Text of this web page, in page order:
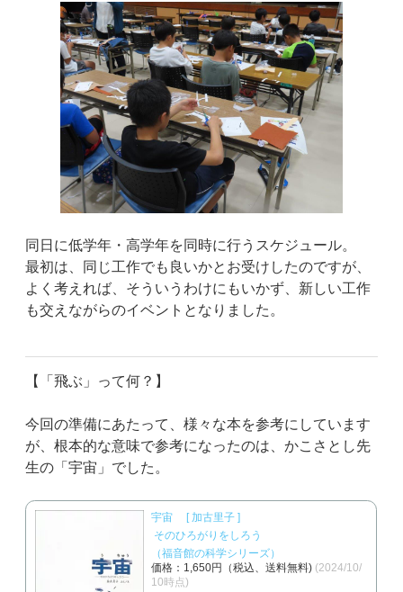
同日に低学年・高学年を同時に行うスケジュール。
最初は、同じ工作でも良いかとお受けしたのですが、
よく考えれば、そういうわけにもいかず、新しい工作
も交えながらのイベントとなりました。
【「飛ぶ」って何？】
今回の準備にあたって、様々な本を参考にしています
が、根本的な意味で参考になったのは、かこさとし先
生の「宇宙」でした。
宇宙
[ 加古里子 ]
そのひろがりをしろう
（福音館の科学シリーズ）
価格：1,650円（税込、送料無料) (2024/10/
10時点)